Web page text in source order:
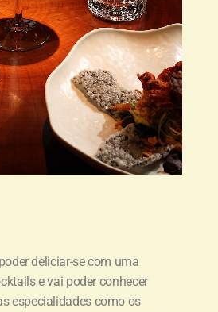
deliciar-se com uma
e vai poder conhecer
especialidades como os